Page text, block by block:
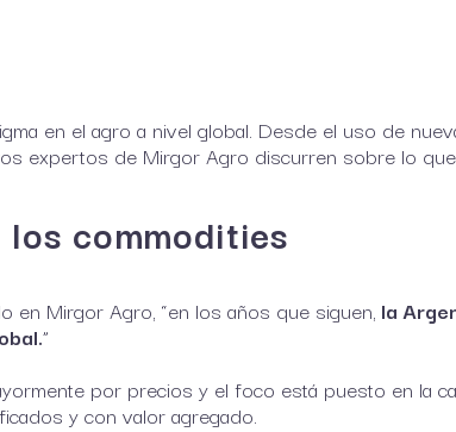
en el agro a nivel global. Desde el uso de
expertos de Mirgor Agro discurren sobre lo
commodities
en Mirgor Agro, “en los años que siguen, la
”
por precios y el foco está puesto en la
y con valor agregado.